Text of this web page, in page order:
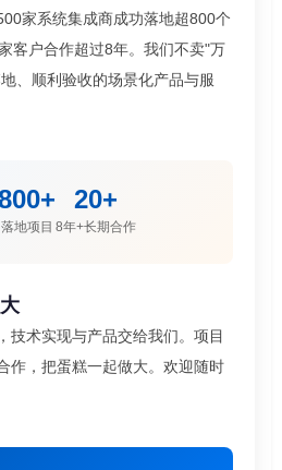
家系统集成商成功落地超800个
客户合作超过8年。我们不卖"万
、顺利验收的场景化产品与服
落地项目
20+
8年+长期合作
技术实现与产品交给我们。项目
作，把蛋糕一起做大。欢迎随时